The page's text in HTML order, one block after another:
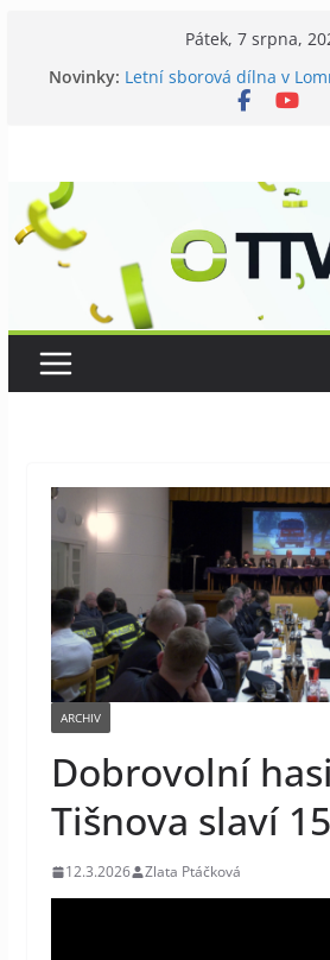
Pátek, 7 srpna,
Novinky: Letní sborová dílna v
Chovatelé si připomněli
ARCHIV
Dobrovolní
Tišnova slaví
12.3.2026 Zlata Ptáčková